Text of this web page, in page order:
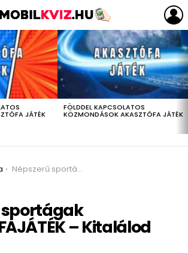
JÁTÉK
FÖLDDEL KAPCSOLATOS
KÖZMONDÁSOK AKASZTÓFA JÁTÉK
Népszerű sportágak AKASZTÓFAJÁTÉK – Kitalálod mindet?
sportágak
– Kitalálod